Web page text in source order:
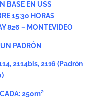
BASE EN U$S
15:30 HORAS
826 – MONTEVIDEO
PADRÓN
2114bis, 2116 (Padrón
250m²